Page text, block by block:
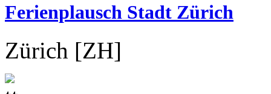
Ferienplausch Stadt Zürich
Zürich [ZH]